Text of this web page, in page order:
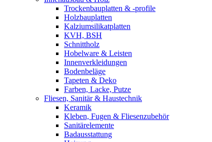
Trockenbauplatten & -profile
Holzbauplatten
Kalziumsilikatplatten
KVH, BSH
Schnittholz
Hobelware & Leisten
Innenverkleidungen
Bodenbeläge
Tapeten & Deko
Farben, Lacke, Putze
Fliesen, Sanitär & Haustechnik
Keramik
Kleben, Fugen & Fliesenzubehör
Sanitärelemente
Badausstattung